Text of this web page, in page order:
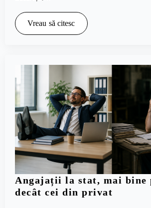
Vreau să citesc
Angajații la stat, mai
decât cei din privat